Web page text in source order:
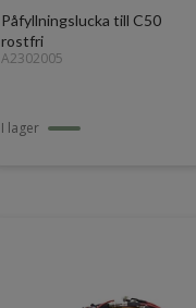
Påfyllningslucka till C50
rostfri
A2302005
I lager